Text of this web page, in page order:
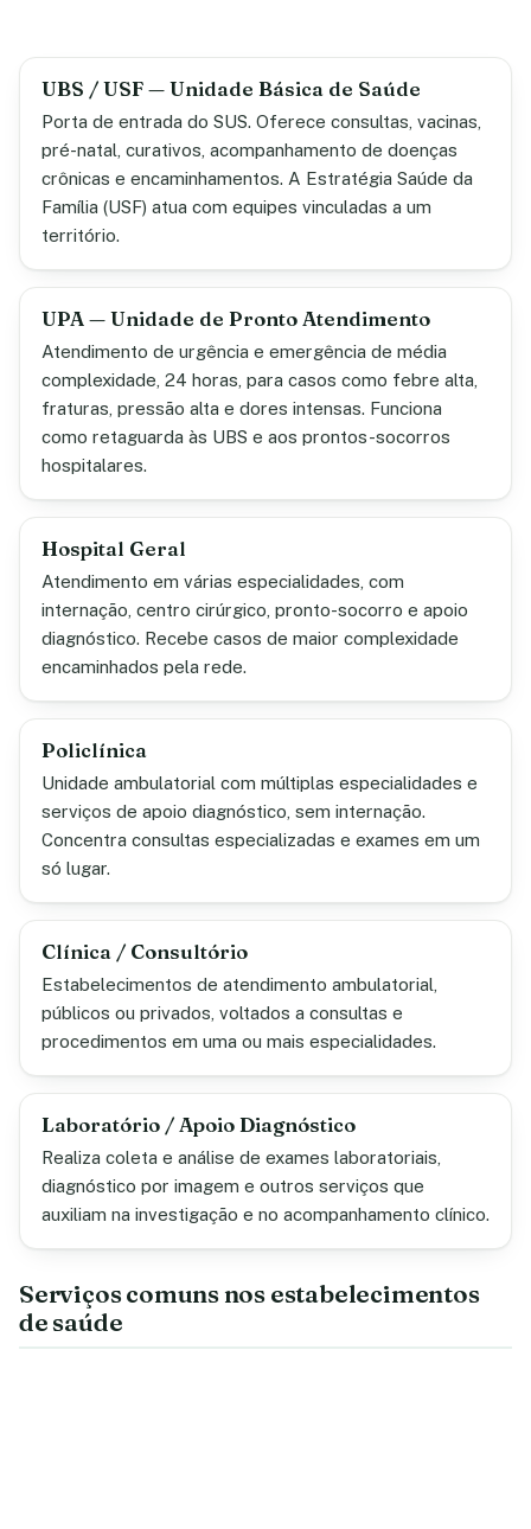
UBS / USF — Unidade Básica de Saúde
Porta de entrada do SUS. Oferece consultas, vacinas,
pré-natal, curativos, acompanhamento de doenças
crônicas e encaminhamentos. A Estratégia Saúde da
Família (USF) atua com equipes vinculadas a um
território.
UPA — Unidade de Pronto Atendimento
Atendimento de urgência e emergência de média
complexidade, 24 horas, para casos como febre alta,
fraturas, pressão alta e dores intensas. Funciona
como retaguarda às UBS e aos prontos-socorros
hospitalares.
Hospital Geral
Atendimento em várias especialidades, com
internação, centro cirúrgico, pronto-socorro e apoio
diagnóstico. Recebe casos de maior complexidade
encaminhados pela rede.
Policlínica
Unidade ambulatorial com múltiplas especialidades e
serviços de apoio diagnóstico, sem internação.
Concentra consultas especializadas e exames em um
só lugar.
Clínica / Consultório
Estabelecimentos de atendimento ambulatorial,
públicos ou privados, voltados a consultas e
procedimentos em uma ou mais especialidades.
Laboratório / Apoio Diagnóstico
Realiza coleta e análise de exames laboratoriais,
diagnóstico por imagem e outros serviços que
auxiliam na investigação e no acompanhamento clínico.
Serviços comuns nos estabelecimentos
de saúde